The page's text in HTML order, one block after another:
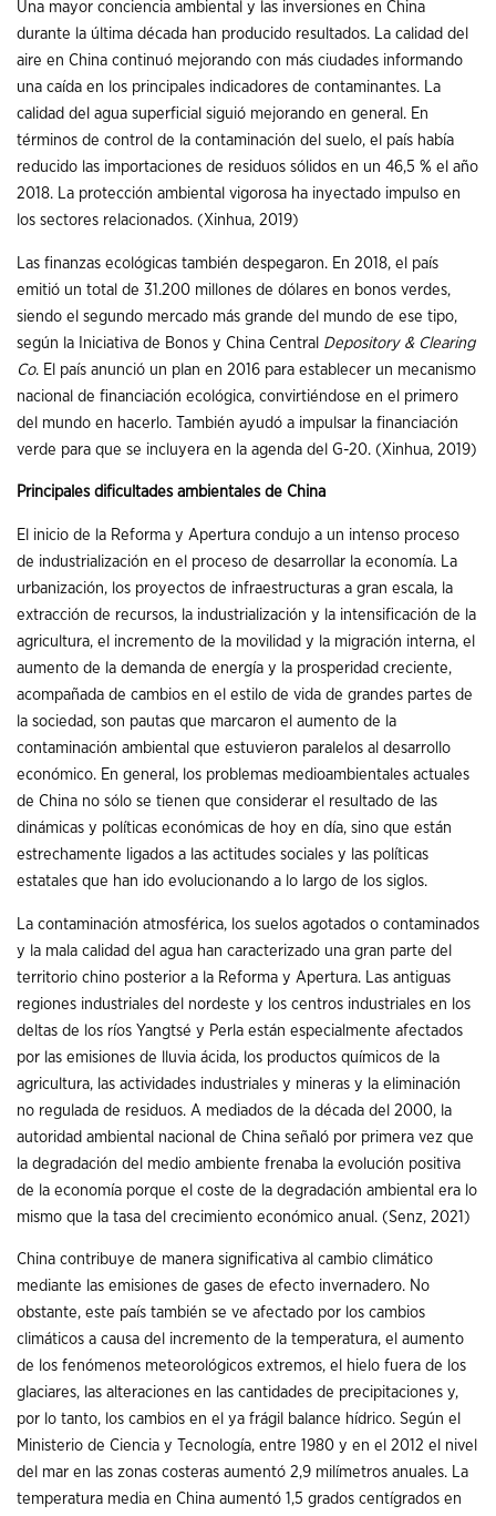
Una mayor conciencia ambiental y las inversiones en China
durante la última década han producido resultados. La calidad del
aire en China continuó mejorando con más ciudades informando
una caída en los principales indicadores de contaminantes. La
calidad del agua superficial siguió mejorando en general. En
términos de control de la contaminación del suelo, el país había
reducido las importaciones de residuos sólidos en un 46,5 % el año
2018. La protección ambiental vigorosa ha inyectado impulso en
los sectores relacionados. (Xinhua, 2019)
Las finanzas ecológicas también despegaron. En 2018, el país
emitió un total de 31.200 millones de dólares en bonos verdes,
siendo el segundo mercado más grande del mundo de ese tipo,
según la Iniciativa de Bonos y China Central Depository & Clearing
Co. El país anunció un plan en 2016 para establecer un mecanismo
nacional de financiación ecológica, convirtiéndose en el primero
del mundo en hacerlo. También ayudó a impulsar la financiación
verde para que se incluyera en la agenda del G-20. (Xinhua, 2019)
Principales dificultades ambientales de China
El inicio de la Reforma y Apertura condujo a un intenso proceso
de industrialización en el proceso de desarrollar la economía. La
urbanización, los proyectos de infraestructuras a gran escala, la
extracción de recursos, la industrialización y la intensificación de la
agricultura, el incremento de la movilidad y la migración interna, el
aumento de la demanda de energía y la prosperidad creciente,
acompañada de cambios en el estilo de vida de grandes partes de
la sociedad, son pautas que marcaron el aumento de la
contaminación ambiental que estuvieron paralelos al desarrollo
económico. En general, los problemas medioambientales actuales
de China no sólo se tienen que considerar el resultado de las
dinámicas y políticas económicas de hoy en día, sino que están
estrechamente ligados a las actitudes sociales y las políticas
estatales que han ido evolucionando a lo largo de los siglos.
La contaminación atmosférica, los suelos agotados o contaminados
y la mala calidad del agua han caracterizado una gran parte del
territorio chino posterior a la Reforma y Apertura. Las antiguas
regiones industriales del nordeste y los centros industriales en los
deltas de los ríos Yangtsé y Perla están especialmente afectados
por las emisiones de lluvia ácida, los productos químicos de la
agricultura, las actividades industriales y mineras y la eliminación
no regulada de residuos. A mediados de la década del 2000, la
autoridad ambiental nacional de China señaló por primera vez que
la degradación del medio ambiente frenaba la evolución positiva
de la economía porque el coste de la degradación ambiental era lo
mismo que la tasa del crecimiento económico anual. (Senz, 2021)
China contribuye de manera significativa al cambio climático
mediante las emisiones de gases de efecto invernadero. No
obstante, este país también se ve afectado por los cambios
climáticos a causa del incremento de la temperatura, el aumento
de los fenómenos meteorológicos extremos, el hielo fuera de los
glaciares, las alteraciones en las cantidades de precipitaciones y,
por lo tanto, los cambios en el ya frágil balance hídrico. Según el
Ministerio de Ciencia y Tecnología, entre 1980 y en el 2012 el nivel
del mar en las zonas costeras aumentó 2,9 milímetros anuales. La
temperatura media en China aumentó 1,5 grados centígrados en